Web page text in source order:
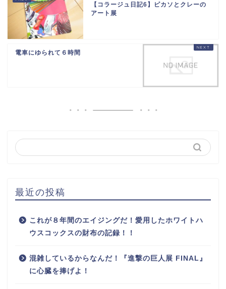
【コラージュ日記6】ピカソとクレーの
アート展
電車にゆられて６時間
最近の投稿
これが８年間のエイジングだ！愛用したホワイトハ
ウスコックスの財布の記録！！
混雑しているからなんだ！『進撃の巨人展 FINAL』
に心臓を捧げよ！